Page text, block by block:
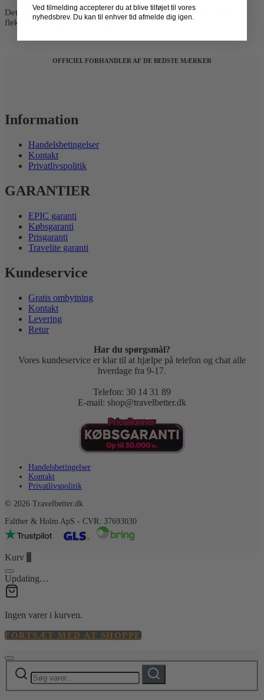
Det er derfor et oplagt valg for dig, der ønsker en problemfri og
fleksibel løsning til kabinebagage.
OFFICIEL FORHANDLER AF DE BEDSTE MÆRKER
Information
Handelsbetingelser
Kontakt
Privatlivspolitik
GARANTIER
EPIC garanti
Købsgaranti
Prisgaranti
Travelite garanti
Kundeservice
Gratis ombytning
Kontakt
Levering
Retur
Har du spørgsmål?
Vores kundeservice er klar til at hjælpe på telefon og chat alle
hverdage fra 9-17.
Telefon: 30 14 31 89
E-mail: shop@travelbetter.dk
Handelsbetingelser
Kontakt
Privatlivspolitik
© 2026 Travelbetter.dk
Falther & Holm ApS - CVR: 37693030
Kurv
Updating…
Ingen varer i kurven.
FORTSÆT MED AT SHOPPE
Søg
efter:
Søg
Ved tilmelding accepterer du at blive tilføjet til vores
nyhedsbrev. Du kan til enhver tid afmelde dig igen.